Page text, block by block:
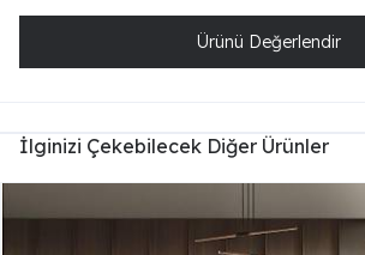
Ürünü Değerlendir
İlginizi Çekebilecek Diğer Ürünler